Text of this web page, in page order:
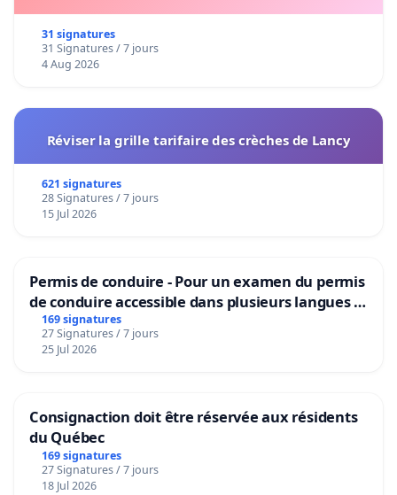
31 signatures
31 Signatures / 7 jours
4 Aug 2026
Réviser la grille tarifaire des crèches de Lancy
621 signatures
28 Signatures / 7 jours
15 Jul 2026
Permis de conduire - Pour un examen du permis
de conduire accessible dans plusieurs langues à
Bruxelles
169 signatures
27 Signatures / 7 jours
25 Jul 2026
Consignaction doit être réservée aux résidents
du Québec
169 signatures
27 Signatures / 7 jours
18 Jul 2026